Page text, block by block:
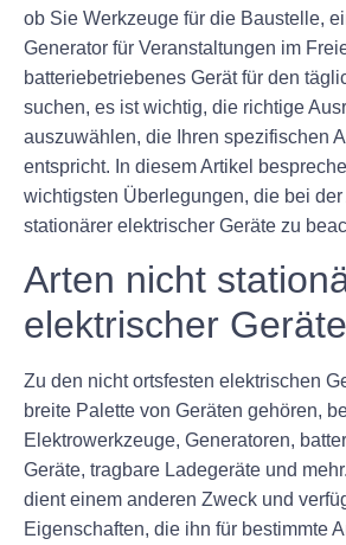
ob Sie Werkzeuge für die Baustelle,
Generator für Veranstaltungen im
batteriebetriebenes Gerät für den
suchen, es ist wichtig, die richtige
auszuwählen, die Ihren spezifischen
entspricht. In diesem Artikel
wichtigsten Überlegungen, die bei
stationärer elektrischer Geräte zu
Arten nicht
elektrischer Geräte
Zu den nicht ortsfesten elektrischen
breite Palette von Geräten gehören,
Elektrowerkzeuge, Generatoren,
Geräte, tragbare Ladegeräte und
dient einem anderen Zweck und
Eigenschaften, die ihn für bestimmte